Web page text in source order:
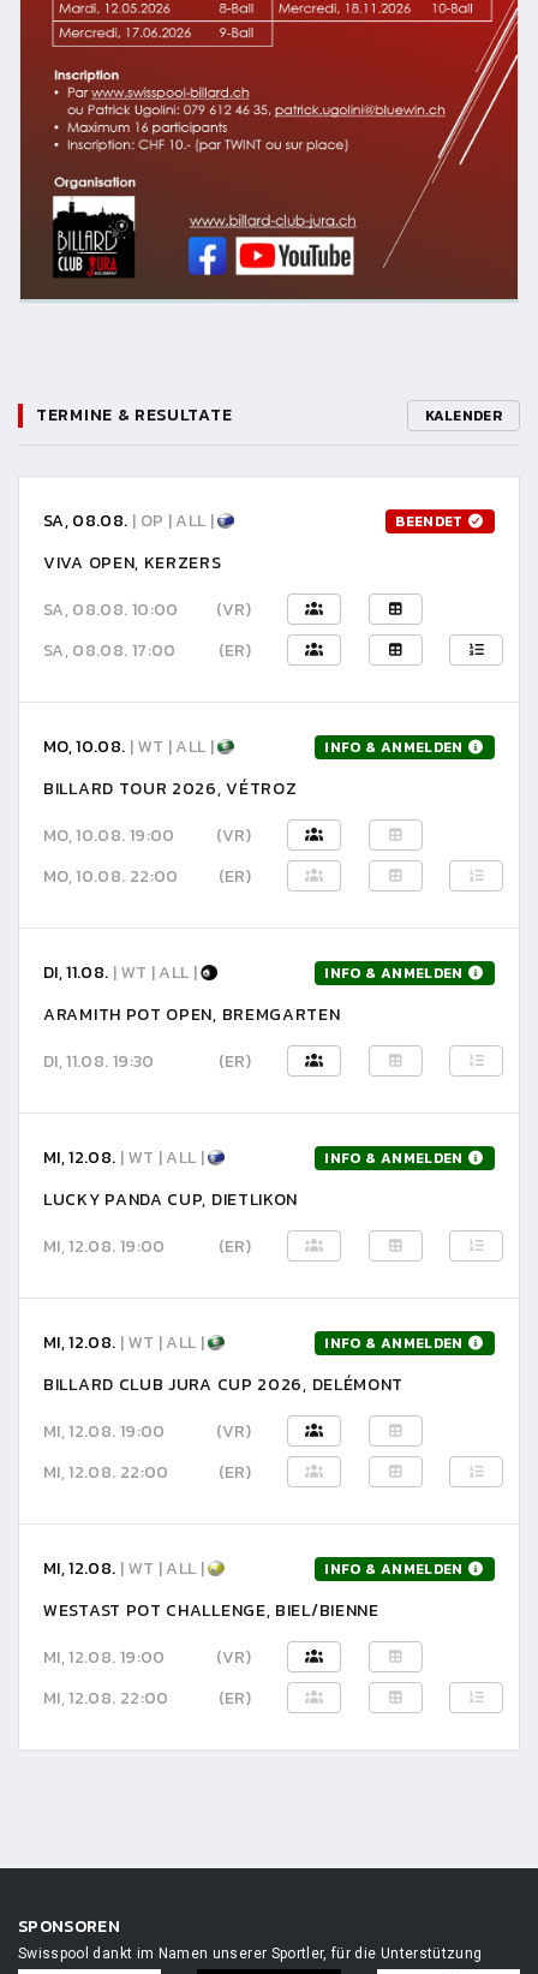
TERMINE & RESULTATE KALENDER
SA, 08.08. | OP | ALL | BEENDET
VIVA OPEN, KERZERS
SA, 08.08. 10:00
(VR)
SA, 08.08. 17:00
(ER)
MO, 10.08. | WT | ALL | INFO & ANMELDEN
BILLARD TOUR 2026, VÉTROZ
MO, 10.08. 19:00
(VR)
MO, 10.08. 22:00
(ER)
DI, 11.08. | WT | ALL | INFO & ANMELDEN
ARAMITH POT OPEN, BREMGARTEN
DI, 11.08. 19:30
(ER)
MI, 12.08. | WT | ALL | INFO & ANMELDEN
LUCKY PANDA CUP, DIETLIKON
MI, 12.08. 19:00
(ER)
MI, 12.08. | WT | ALL | INFO & ANMELDEN
BILLARD CLUB JURA CUP 2026, DELÉMONT
MI, 12.08. 19:00
(VR)
MI, 12.08. 22:00
(ER)
MI, 12.08. | WT | ALL | INFO & ANMELDEN
WESTAST POT CHALLENGE, BIEL/BIENNE
MI, 12.08. 19:00
(VR)
MI, 12.08. 22:00
(ER)
SPONSOREN
Swisspool dankt im Namen unserer Sportler, für die Unterstützung